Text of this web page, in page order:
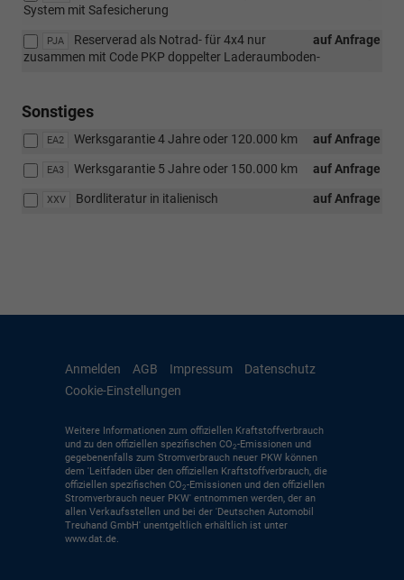
System mit Safesicherung
PJA auf Anfrage
Reserverad als Notrad- für 4x4 nur
zusammen mit Code PKP doppelter Laderaumboden-
Sonstiges
EA2 auf Anfrage
Werksgarantie 4 Jahre oder 120.000 km
EA3 auf Anfrage
Werksgarantie 5 Jahre oder 150.000 km
XXV auf Anfrage
Bordliteratur in italienisch
Anmelden AGB Impressum
Datenschutz
Cookie-Einstellungen
Weitere Informationen zum offiziellen Kraftstoffverbrauch
und zu den offiziellen spezifischen CO2-Emissionen und
gegebenenfalls zum Stromverbrauch neuer PKW können
dem 'Leitfaden über den offiziellen Kraftstoffverbrauch, die
offiziellen spezifischen CO2-Emissionen und den offiziellen
Stromverbrauch neuer PKW' entnommen werden, der an
allen Verkaufsstellen und bei der 'Deutschen Automobil
Treuhand GmbH' unentgeltlich erhältlich ist unter
www.dat.de.